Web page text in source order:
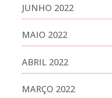
JUNHO 2022
MAIO 2022
ABRIL 2022
MARÇO 2022